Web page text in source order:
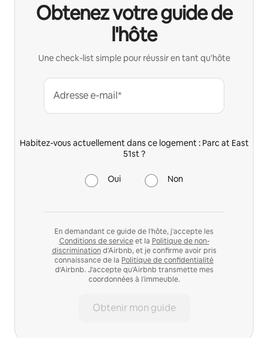
Obtenez votre guide de
l'hôte
Une check-list simple pour réussir en tant qu'hôte
Adresse e-mail*
Habitez-vous actuellement dans ce logement : Parc at East
51st ?
Oui Non
En demandant ce guide de l'hôte, j'accepte les
Conditions de serviceet la Politique de non-
discrimination d'Airbnb, et je confirme avoir pris
connaissance de la Politique de confidentialité
d'Airbnb. J'accepte qu'Airbnb transmette mes
coordonnées à l'immeuble.
Obtenir mon guide